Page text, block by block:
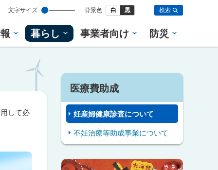
設
定
文字サイズ 背景色 白 黒 検索
暮らし 事業者向け 防災
して必
医療費助成
妊産婦健康診査について
不妊治療等助成事業について
サ
ピ